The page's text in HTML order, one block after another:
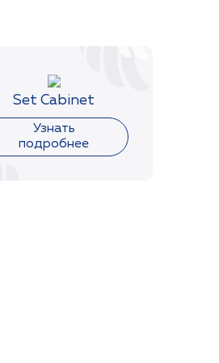
Set Cabinet
Узнать
подробнее